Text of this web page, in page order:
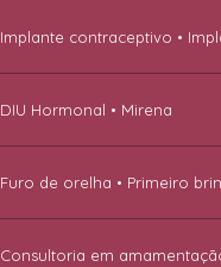
Implante contraceptivo •
DIU Hormonal • Mirena
Furo de orelha • Primeiro
Consultoria em